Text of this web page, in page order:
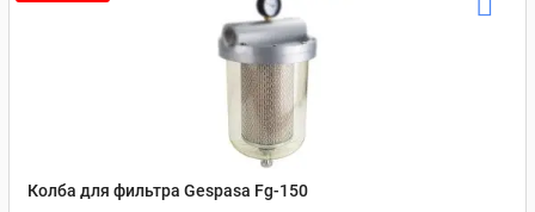
Колба для фильтра Gespasa Fg-150